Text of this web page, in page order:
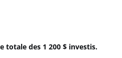
totale des 1 200 $ investis.